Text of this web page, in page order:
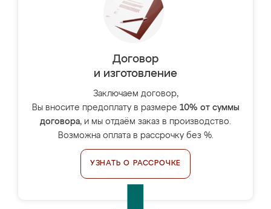
Договор
и изготовление
Заключаем договор,
Вы вносите предоплату в размере 10% от суммы
договора, и мы отдаём заказ в производство.
Возможна оплата в рассрочку без %.
УЗНАТЬ О РАССРОЧКЕ